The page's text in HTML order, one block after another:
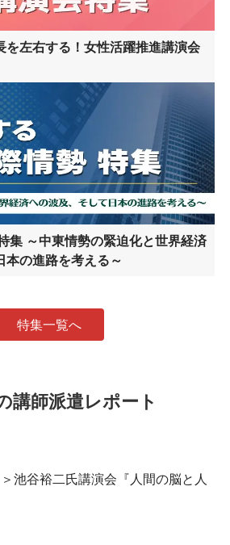
を左右する！女性活躍推進講演会
集 ～中東情勢の緊迫化と世界経済
の進路を考える～
特集一覧へ
講師派遣レポート
池谷裕二氏講演会『人間の脳と人